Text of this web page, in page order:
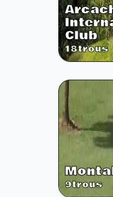
Club
18trous
9trous